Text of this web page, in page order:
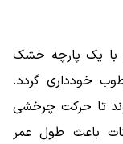
با یک پارچه خشک
خودداری گردد.
تا حرکت چرخشی
باعث طول عمر